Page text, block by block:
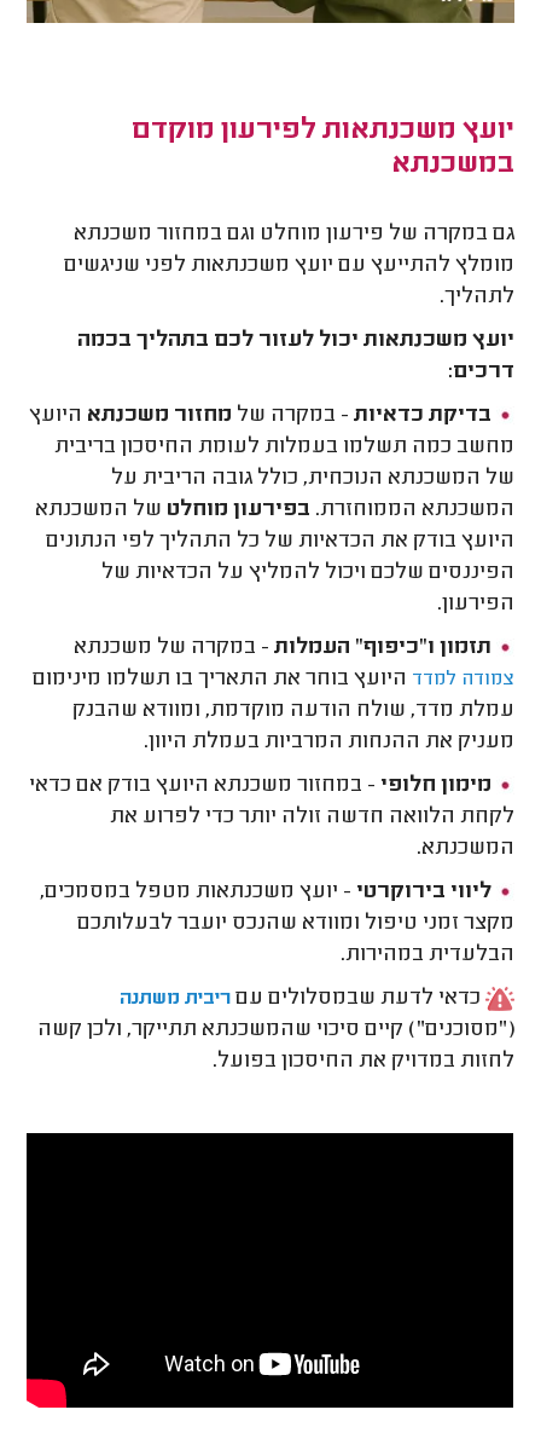
יועץ משכנתאות לפירעון מוקדם
במשכנתא
גם במקרה של פירעון מוחלט וגם במחזור משכנתא
מומלץ להתייעץ עם יועץ משכנתאות לפני שניגשים
לתהליך.
יועץ משכנתאות יכול לעזור לכם בתהליך בכמה
דרכים:
בדיקת כדאיות - במקרה של מחזור משכנתא היועץ
מחשב כמה תשלמו בעמלות לעומת החיסכון בריבית
של המשכנתא הנוכחית, כולל גובה הריבית על
המשכנתא הממוחזרת. בפירעון מוחלט של המשכנתא
היועץ בודק את הכדאיות של כל התהליך לפי הנתונים
הפיננסים שלכם ויכול להמליץ על הכדאיות של
הפירעון.
תזמון ו”כיפוף” העמלות - במקרה של משכנתא
צמודה למדד היועץ בוחר את התאריך בו תשלמו מינימום
עמלת מדד, שולח הודעה מוקדמת, ומוודא שהבנק
מעניק את ההנחות המרביות בעמלת היוון.
מימון חלופי - במחזור משכנתא היועץ בודק אם כדאי
לקחת הלוואה חדשה זולה יותר כדי לפרוע את
המשכנתא.
ליווי בירוקרטי - יועץ משכנתאות מטפל במסמכים,
מקצר זמני טיפול ומוודא שהנכס יועבר לבעלותכם
הבלעדית במהירות.
כדאי לדעת שבמסלולים עםריבית משתנה
("מסוכנים") קיים סיכוי שהמשכנתא תתייקר, ולכן קשה
לחזות במדויק את החיסכון בפועל.